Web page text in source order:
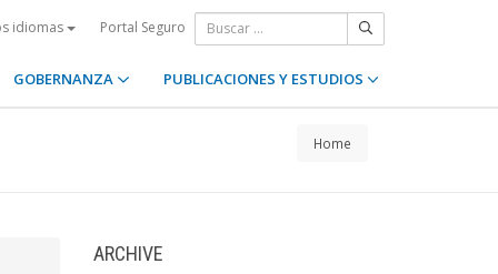
idiomas Portal Seguro
GOBERNANZA PUBLICACIONES Y ESTUDIOS
Home
ARCHIVE